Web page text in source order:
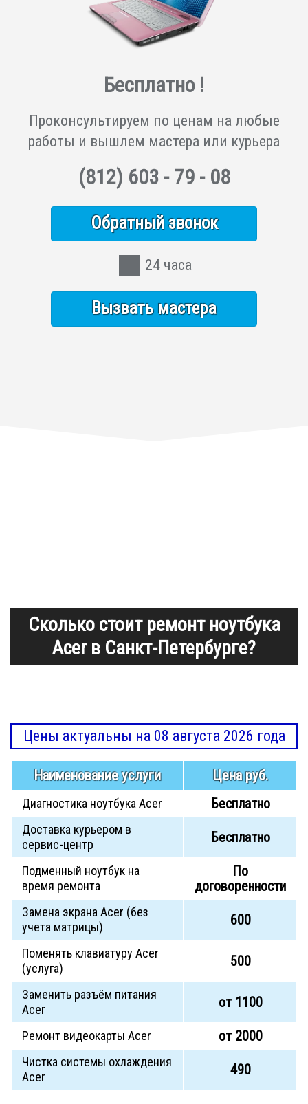
Бесплатно !
Проконсультируем по ценам на любые
работы и вышлем мастера или курьера
(812) 603 - 79 - 08
Обратный звонок
24 часа
Вызвать мастера
Сколько стоит ремонт ноутбука
Acer в Санкт-Петербурге?
Цены актуальны на 08 августа 2026 года
Наименование услуги Цена руб.
Диагностика ноутбука Acer Бесплатно
Доставка курьером в
сервис-центр
Бесплатно
Подменный ноутбук на
время ремонта
По
договоренности
Замена экрана Acer (без
учета матрицы)
600
Поменять клавиатуру Acer
(услуга)
500
Заменить разъём питания
Acer
от 1100
Ремонт видеокарты Acer от 2000
Чистка системы охлаждения
Acer
490